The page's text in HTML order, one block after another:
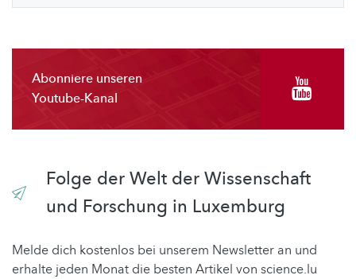
Abonniere unseren
Youtube-Kanal
Folge der Welt der Wissenschaft
und Forschung in Luxemburg
Melde dich kostenlos bei unserem Newsletter an und
erhalte jeden Monat die besten Artikel von science.lu